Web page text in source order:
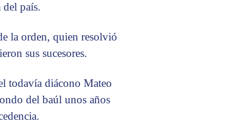
del país.
la orden, quien resolvió
sus sucesores.
todavía diácono Mateo
del baúl unos años